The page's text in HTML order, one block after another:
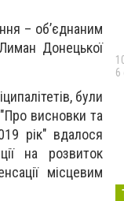
– об’єднаним
Донецької
були
висновки та
рік" вдалося
на розвиток
місцевим
6